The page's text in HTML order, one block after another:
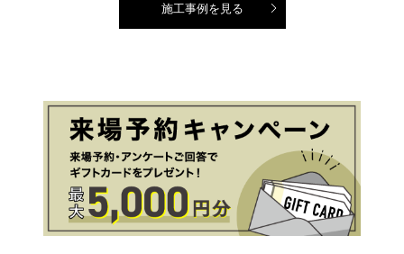
施工事例を見る